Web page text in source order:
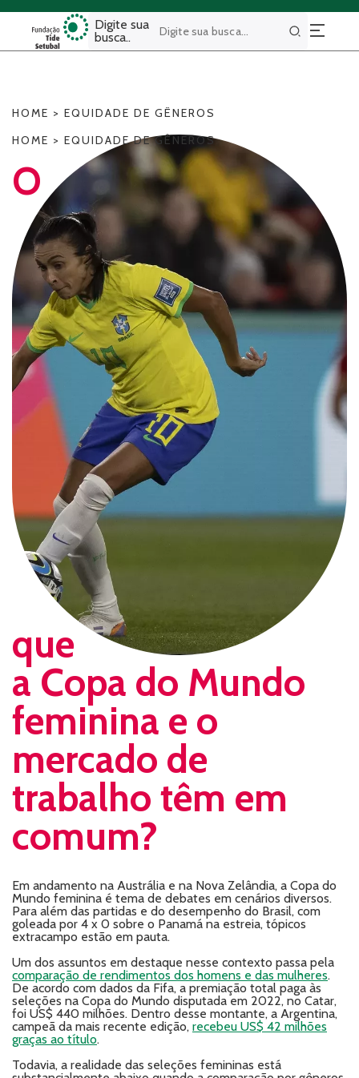
Digite sua
busca..
Buscar
HOME > EQUIDADE DE GÊNEROS
HOME > EQUIDADE DE GÊNEROS
O
que
a Copa do Mundo
feminina e o
mercado de
trabalho têm em
comum?
Em andamento na Austrália e na Nova Zelândia, a Copa do
Mundo feminina é tema de debates em cenários diversos.
Para além das partidas e do desempenho do Brasil, com
goleada por 4 x 0 sobre o Panamá na estreia, tópicos
extracampo estão em pauta.
Um dos assuntos em destaque nesse contexto passa pela
comparação de rendimentos dos homens e das mulheres.
De acordo com dados da Fifa, a premiação total paga às
seleções na Copa do Mundo disputada em 2022, no Catar,
foi US$ 440 milhões. Dentro desse montante, a Argentina,
campeã da mais recente edição, recebeu US$ 42 milhões
graças ao título.
Todavia, a realidade das seleções femininas está